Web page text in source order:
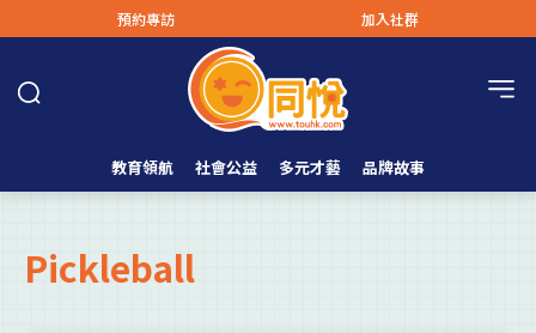
預約專訪 加入社群
教育領航 社會公益 多元才藝 品牌故事
Pickleball